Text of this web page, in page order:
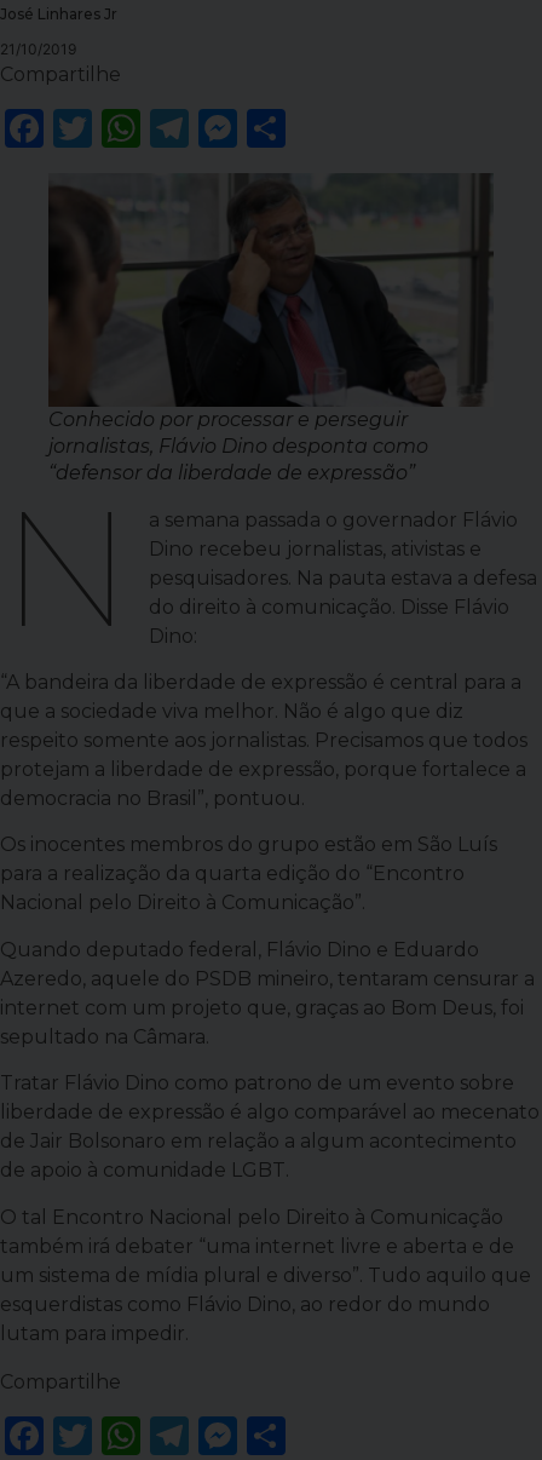
José Linhares Jr
21/10/2019
Compartilhe
Facebook
Twitter
WhatsApp
Telegram
Messenger
Conhecido por processar e perseguir
jornalistas, Flávio Dino desponta como
“defensor da liberdade de expressão”
N
a semana passada o governador Flávio
Dino recebeu jornalistas, ativistas e
pesquisadores. Na pauta estava a defesa
do direito à comunicação. Disse Flávio
Dino:
“A bandeira da liberdade de expressão é central para a
que a sociedade viva melhor. Não é algo que diz
respeito somente aos jornalistas. Precisamos que todos
protejam a liberdade de expressão, porque fortalece a
democracia no Brasil”, pontuou.
Os inocentes membros do grupo estão em São Luís
para a realização da quarta edição do “Encontro
Nacional pelo Direito à Comunicação”.
Quando deputado federal, Flávio Dino e Eduardo
Azeredo, aquele do PSDB mineiro, tentaram censurar a
internet com um projeto que, graças ao Bom Deus, foi
sepultado na Câmara.
Tratar Flávio Dino como patrono de um evento sobre
liberdade de expressão é algo comparável ao mecenato
de Jair Bolsonaro em relação a algum acontecimento
de apoio à comunidade LGBT.
O tal Encontro Nacional pelo Direito à Comunicação
também irá debater “uma internet livre e aberta e de
um sistema de mídia plural e diverso”. Tudo aquilo que
esquerdistas como Flávio Dino, ao redor do mundo
lutam para impedir.
Compartilhe
Facebook
Twitter
WhatsApp
Telegram
Messenger